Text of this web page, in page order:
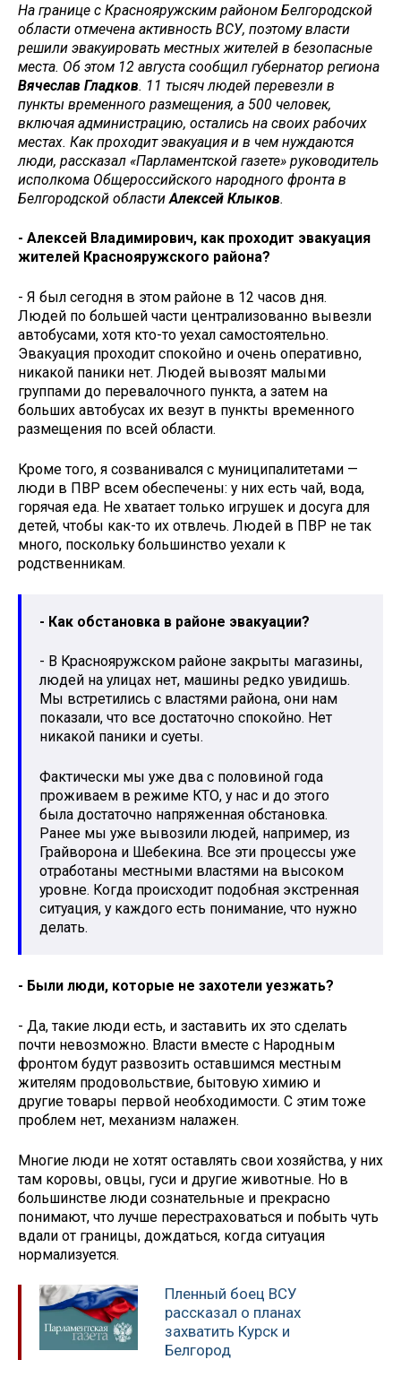
На границе с Краснояружским районом Белгородской
области отмечена активность ВСУ, поэтому власти
решили эвакуировать местных жителей в безопасные
места. Об этом 12 августа сообщил губернатор региона
Вячеслав Гладков. 11 тысяч людей перевезли в
пункты временного размещения, а 500 человек,
включая администрацию, остались на своих рабочих
местах. Как проходит эвакуация и в чем нуждаются
люди, рассказал «Парламентской газете» руководитель
исполкома Общероссийского народного фронта в
Белгородской области Алексей Клыков.
- Алексей Владимирович, как проходит эвакуация
жителей Краснояружского района?
- Я был сегодня в этом районе в 12 часов дня.
Людей по большей части централизованно вывезли
автобусами, хотя кто-то уехал самостоятельно.
Эвакуация проходит спокойно и очень оперативно,
никакой паники нет. Людей вывозят малыми
группами до перевалочного пункта, а затем на
больших автобусах их везут в пункты временного
размещения по всей области.
Кроме того, я созванивался с муниципалитетами —
люди в ПВР всем обеспечены: у них есть чай, вода,
горячая еда. Не хватает только игрушек и досуга для
детей, чтобы как-то их отвлечь. Людей в ПВР не так
много, поскольку большинство уехали к
родственникам.
- Как обстановка в районе эвакуации?
- В Краснояружском районе закрыты магазины,
людей на улицах нет, машины редко увидишь.
Мы встретились с властями района, они нам
показали, что все достаточно спокойно. Нет
никакой паники и суеты.
Фактически мы уже два с половиной года
проживаем в режиме КТО, у нас и до этого
была достаточно напряженная обстановка.
Ранее мы уже вывозили людей, например, из
Грайворона и Шебекина. Все эти процессы уже
отработаны местными властями на высоком
уровне. Когда происходит подобная экстренная
ситуация, у каждого есть понимание, что нужно
делать.
- Были люди, которые не захотели уезжать?
- Да, такие люди есть, и заставить их это сделать
почти невозможно. Власти вместе с Народным
фронтом будут развозить оставшимся местным
жителям продовольствие, бытовую химию и
другие товары первой необходимости. С этим тоже
проблем нет, механизм налажен.
Многие люди не хотят оставлять свои хозяйства, у них
там коровы, овцы, гуси и другие животные. Но в
большинстве люди сознательные и прекрасно
понимают, что лучше перестраховаться и побыть чуть
вдали от границы, дождаться, когда ситуация
нормализуется.
Пленный боец ВСУ
рассказал о планах
захватить Курск и
Белгород